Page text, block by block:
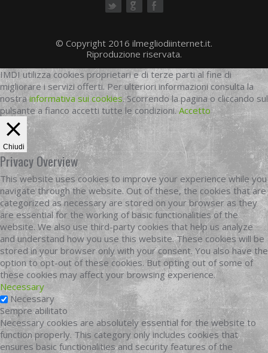
© Copyright 2016 ilmegliodiinternet.it.
Riproduzione riservata.
IMDI utilizza cookies proprietari e di terze parti al fine di
migliorare i servizi offerti. Per ulteriori informazioni consulta la
nostrainformativa sui cookies. Scorrendo la pagina o cliccando sul
pulsante a fianco accetti tutte le condizioni.Accetto
Chiudi
Privacy Overview
This website uses cookies to improve your experience while you
navigate through the website. Out of these, the cookies that are
categorized as necessary are stored on your browser as they
are essential for the working of basic functionalities of the
website. We also use third-party cookies that help us analyze
and understand how you use this website. These cookies will be
stored in your browser only with your consent. You also have the
option to opt-out of these cookies. But opting out of some of
these cookies may affect your browsing experience.
Necessary
Necessary
Sempre abilitato
Necessary cookies are absolutely essential for the website to
function properly. This category only includes cookies that
ensures basic functionalities and security features of the